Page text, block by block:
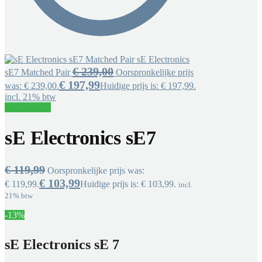
sE Electronics
sE7 Matched Pair €239,00 Oorspronkelijke prijs
was: € 239,00.€ 197,99Huidige prijs is: € 197,99.
incl. 21% btw
sE Electronics sE7
€119,99 Oorspronkelijke prijs was:
€ 119,99.€ 103,99Huidige prijs is: € 103,99. incl.
21% btw
-13%
sE Electronics sE 7